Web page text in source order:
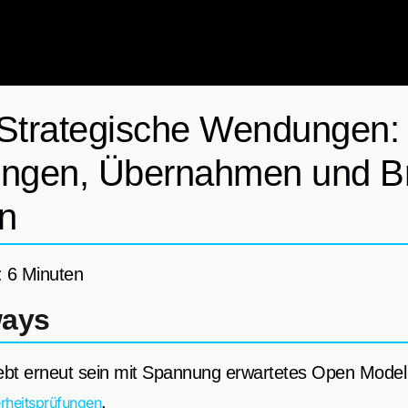
Wendungen:
Übernahmen und
6 Minuten
erneut sein mit Spannung erwartetes Open
.